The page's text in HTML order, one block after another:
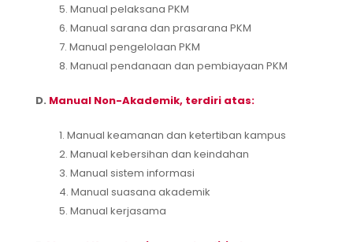
5. Manual pelaksana PKM
6. Manual sarana dan prasarana PKM
7. Manual pengelolaan PKM
8. Manual pendanaan dan pembiayaan PKM
D. Manual Non-Akademik, terdiri atas:
1. Manual keamanan dan ketertiban kampus
2. Manual kebersihan dan keindahan
3. Manual sistem informasi
4. Manual suasana akademik
5. Manual kerjasama